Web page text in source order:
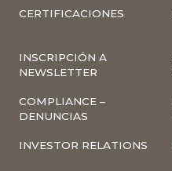
CERTIFICACIONES
INSCRIPCIÓN A
NEWSLETTER
COMPLIANCE –
DENUNCIAS
INVESTOR RELATIONS